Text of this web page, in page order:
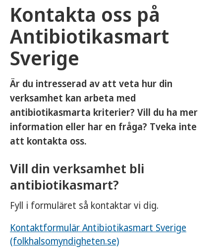
Kontakta oss på
Antibiotikasmart
Sverige
Är du intresserad av att veta hur din
verksamhet kan arbeta med
antibiotikasmarta kriterier? Vill du ha mer
information eller har en fråga? Tveka inte
att kontakta oss.
Vill din verksamhet bli
antibiotikasmart?
Fyll i formuläret så kontaktar vi dig.
Kontaktformulär Antibiotikasmart Sverige
(folkhalsomyndigheten.se)